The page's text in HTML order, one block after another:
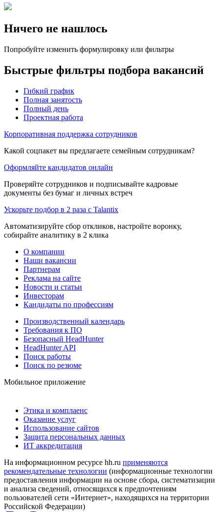
Ничего не нашлось
Попробуйте изменить формулировку или фильтры
Быстрые фильтры подбора вакансий
Гибкий график
Полная занятость
Полный день
Проектная работа
Корпоративная поддержка сотрудников
Какой соцпакет вы предлагаете семейным сотрудникам?
Оформляйте кандидатов онлайн
Проверяйте сотрудников и подписывайте кадровые
документы без бумаг и личных встреч
Ускорьте подбор в 2 раза с Talantix
Автоматизируйте сбор откликов, настройте воронку,
собирайте аналитику в 2 клика
О компании
Наши вакансии
Партнерам
Реклама на сайте
Новости и статьи
Инвесторам
Кандидаты по профессиям
Производственный календарь
Требования к ПО
Безопасный HeadHunter
HeadHunter API
Поиск работы
Поиск по резюме
Мобильное приложение
Этика и комплаенс
Оказание услуг
Использование сайтов
Защита персональных данных
ИТ аккредитация
На информационном ресурсе hh.ru применяются
рекомендательные технологии (информационные технологии
предоставления информации на основе сбора, систематизации
и анализа сведений, относящихся к предпочтениям
пользователей сети «Интернет», находящихся на территории
Российской Федерации)